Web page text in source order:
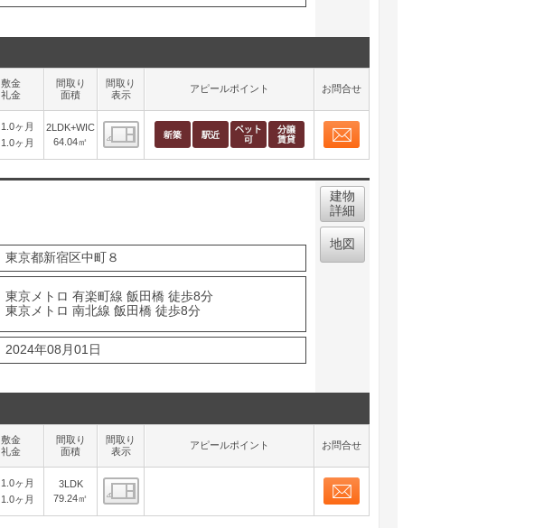
敷金
礼金
間取り
面積
間取り
表示
アピールポイント お問合せ
1.0ヶ月
1.0ヶ月
2LDK+WIC
64.04㎡
間取り表示
東京都新宿区中町８
東京メトロ 有楽町線 飯田橋 徒歩8分
東京メトロ 南北線 飯田橋 徒歩8分
2024年08月01日
建物
詳細
地図
敷金
礼金
間取り
面積
間取り
表示
アピールポイント お問合せ
1.0ヶ月
1.0ヶ月
3LDK
79.24㎡
間取り表示